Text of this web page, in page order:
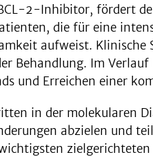
2-Inhibitor, fördert
die für eine
aufweist. Klinische
Behandlung. Im
und Erreichen einer
in der molekularen
abzielen und